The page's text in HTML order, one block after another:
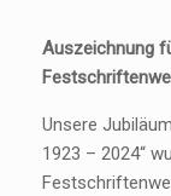
Auszeichnung
Unsere
1923 – 2024“